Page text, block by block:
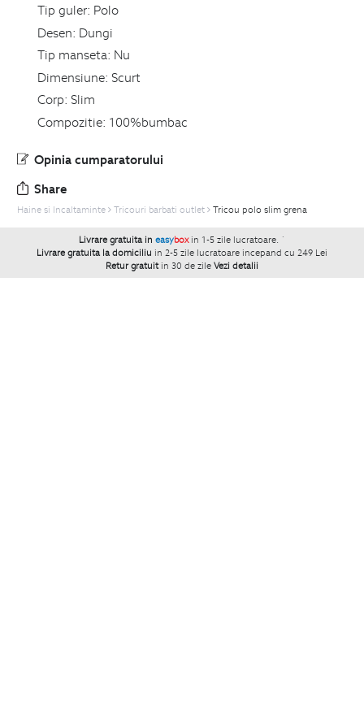
Tip guler: Polo
Desen: Dungi
Tip manseta: Nu
Dimensiune: Scurt
Corp: Slim
Compozitie: 100%bumbac
Opinia cumparatorului
Share
Haine si Incaltaminte Tricouri barbati outlet Tricou polo slim grena
Livrare gratuita in easybox in 1-5 zile lucratoare. `
Livrare gratuita la domiciliu in 2-5 zile lucratoare incepand cu 249 Lei
Retur gratuit in 30 de zile Vezi detalii